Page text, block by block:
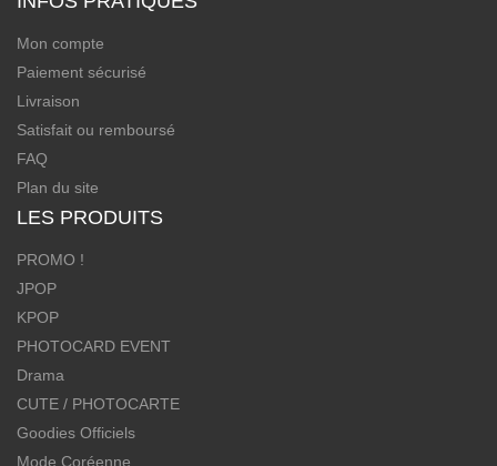
Mon compte
Paiement sécurisé
Livraison
Satisfait ou remboursé
FAQ
Plan du site
LES PRODUITS
PROMO !
JPOP
KPOP
PHOTOCARD EVENT
Drama
CUTE / PHOTOCARTE
Goodies Officiels
Mode Coréenne